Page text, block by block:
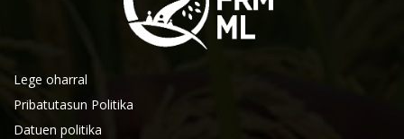
Lege oharral
Pribatutasun Politika
Datuen politika